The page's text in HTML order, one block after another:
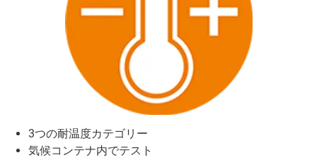
3つの耐温度カテゴリー
気候コンテナ内でテスト